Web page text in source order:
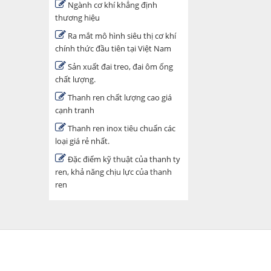
Ngành cơ khí khẳng định
thương hiệu
Ra mắt mô hình siêu thị cơ khí
chính thức đầu tiên tại Việt Nam
Sản xuất đai treo, đai ôm ống
chất lượng.
Thanh ren chất lượng cao giá
cạnh tranh
Thanh ren inox tiêu chuẩn các
loại giá rẻ nhất.
Đặc điểm kỹ thuật của thanh ty
ren, khả năng chịu lực của thanh
ren